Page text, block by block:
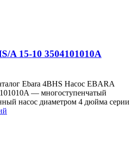
A 15-10 3504101010A
Ebara 4BHS Насос EBARA
— многоступенчатый
насос диаметром 4 дюйма серии